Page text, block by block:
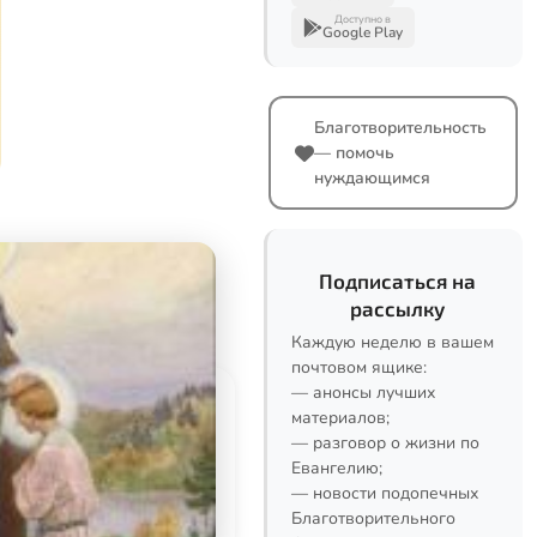
Доступно в
Google Play
Благотворительность
— помочь
нуждающимся
Подписаться на
рассылку
Каждую неделю в вашем
почтовом ящике:
— анонсы лучших
материалов;
— разговор о жизни по
Евангелию;
— новости подопечных
Благотворительного